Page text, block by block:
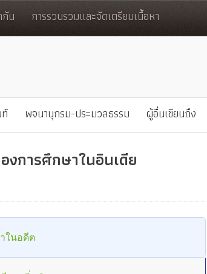
น การรวบรวมและจัดเตรียมเนื้อหา
พจนานุกรม-ประมวลธรรม ผู้อื่นเขียนถึง
งการศึกษาในอินเดีย
ในอดีต